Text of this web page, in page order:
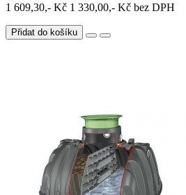
1 609,30,- Kč 1 330,00,- Kč bez DPH
Přidat do košíku